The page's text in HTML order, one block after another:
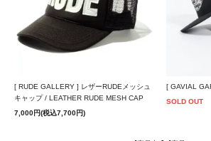
[ RUDE GALLERY ] レザーRUDEメッシュ
キャップ / LEATHER RUDE MESH CAP
7,000円(税込7,700円)
[ GAVIAL
SOLD OUT